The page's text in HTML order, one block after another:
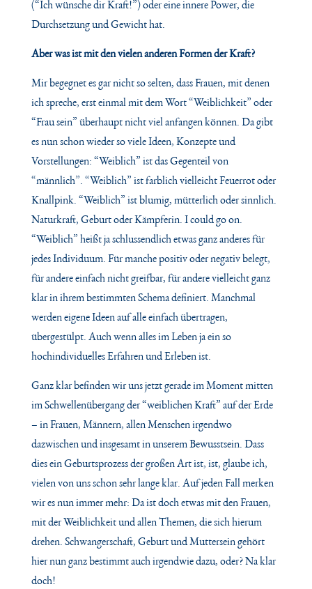
(“Ichwünsche dir Kraft!”) oder eine innere Power, die
Durchsetzung und Gewicht hat.
Aber was ist mit den vielen anderen Formen der Kraft?
Mir begegnet es gar nicht so selten, dass Frauen, mit denen
ich spreche, erst einmal mitdem Wort “Weiblichkeit” oder
“Frau sein” überhaupt nicht viel anfangen können. Da gibt
es nun schon wieder so viele Ideen, Konzepte und
Vorstellungen: “Weiblich” ist dasGegenteil von
“männlich”. “Weiblich” ist farblich vielleicht Feuerrot oder
Knallpink. “Weiblich” ist blumig, mütterlich oder sinnlich.
Naturkraft, Geburt oder Kämpferin. I could go on.
“Weiblich” heißt ja schlussendlich etwas ganz anderes für
jedes Individuum. Für manche positiv oder negativ belegt,
für andere einfach nicht greifbar, für andere vielleicht ganz
klar in ihrem bestimmten Schema definiert. Manchmal
werden eigene Ideen auf alle einfach übertragen,
übergestülpt. Auch wenn alles im Leben ja ein so
hochindividuelles Erfahren und Erleben ist.
Ganz klar befinden wir uns jetzt gerade im Moment mitten
im Schwellenübergang der “weiblichenKraft” auf der Erde
– in Frauen, Männern, allen Menschen irgendwo
dazwischen und insgesamt inunserem Bewusstsein. Dass
dies ein Geburtsprozess der großen Art ist, ist, glaube ich,
vielen vonuns schon sehr lange klar. Auf jeden Fall merken
wir es nun immer mehr: Da ist doch etwas mitden Frauen,
mit der Weiblichkeit und allen Themen, die sich hierum
drehen. Schwangerschaft, Geburt und Muttersein gehört
hier nun ganz bestimmt auch irgendwie dazu, oder? Na klar
doch!